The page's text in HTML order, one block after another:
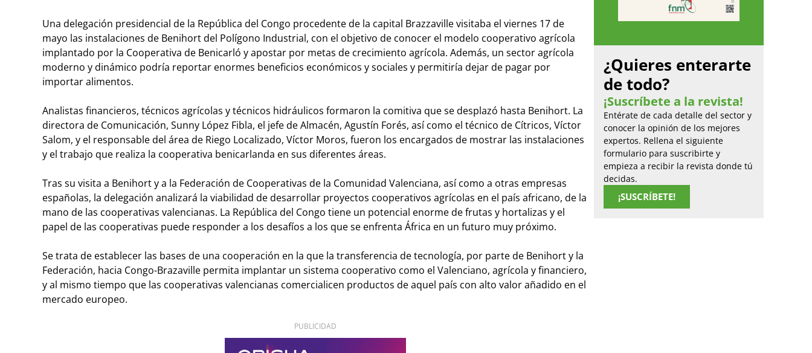
Una delegación presidencial de la República del Congo procedente de la capital Brazzaville visitaba el viernes 17 de
mayo las instalaciones de Benihort del Polígono Industrial, con el objetivo de conocer el modelo cooperativo agrícola
implantado por la Cooperativa de Benicarló y apostar por metas de crecimiento agrícola. Además, un sector agrícola
moderno y dinámico podría reportar enormes beneficios económicos y sociales y permitiría dejar de pagar por
importar alimentos.
Analistas financieros, técnicos agrícolas y técnicos hidráulicos formaron la comitiva que se desplazó hasta Benihort. La
directora de Comunicación, Sunny López Fibla, el jefe de Almacén, Agustín Forés, así como el técnico de Cítricos, Víctor
Salom, y el responsable del área de Riego Localizado, Víctor Moros, fueron los encargados de mostrar las instalaciones
y el trabajo que realiza la cooperativa benicarlanda en sus diferentes áreas.
Tras su visita a Benihort y a la Federación de Cooperativas de la Comunidad Valenciana, así como a otras empresas
españolas, la delegación analizará la viabilidad de desarrollar proyectos cooperativos agrícolas en el país africano, de la
mano de las cooperativas valencianas. La República del Congo tiene un potencial enorme de frutas y hortalizas y el
papel de las cooperativas puede responder a los desafíos a los que se enfrenta África en un futuro muy próximo.
Se trata de establecer las bases de una cooperación en la que la transferencia de tecnología, por parte de Benihort y la
Federación, hacia Congo-Brazaville permita implantar un sistema cooperativo como el Valenciano, agrícola y financiero,
y al mismo tiempo que las cooperativas valencianas comercialicen productos de aquel país con alto valor añadido en el
mercado europeo.
PUBLICIDAD
¿Quieres enterarte
de todo?
¡Suscríbete a la revista!
Entérate de cada detalle del sector y
conocer la opinión de los mejores
expertos. Rellena el siguiente
formulario para suscribirte y
empieza a recibir la revista donde tú
decidas.
¡SUSCRÍBETE!